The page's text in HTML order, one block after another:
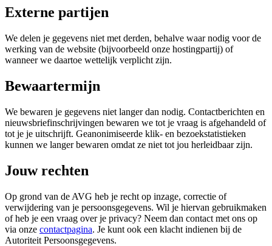
Externe partijen
We delen je gegevens niet met derden, behalve waar nodig voor de
werking van de website (bijvoorbeeld onze hostingpartij) of
wanneer we daartoe wettelijk verplicht zijn.
Bewaartermijn
We bewaren je gegevens niet langer dan nodig. Contactberichten en
nieuwsbriefinschrijvingen bewaren we tot je vraag is afgehandeld of
tot je je uitschrijft. Geanonimiseerde klik- en bezoekstatistieken
kunnen we langer bewaren omdat ze niet tot jou herleidbaar zijn.
Jouw rechten
Op grond van de AVG heb je recht op inzage, correctie of
verwijdering van je persoonsgegevens. Wil je hiervan gebruikmaken
of heb je een vraag over je privacy? Neem dan contact met ons op
via onze contactpagina. Je kunt ook een klacht indienen bij de
Autoriteit Persoonsgegevens.